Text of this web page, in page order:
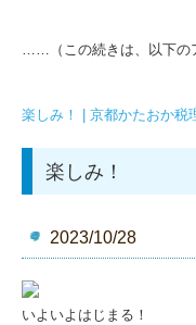
……（この続きは、以下の
楽しみ！ | 京都かたおか税
楽しみ！
2023/10/28
いよいよはじまる！